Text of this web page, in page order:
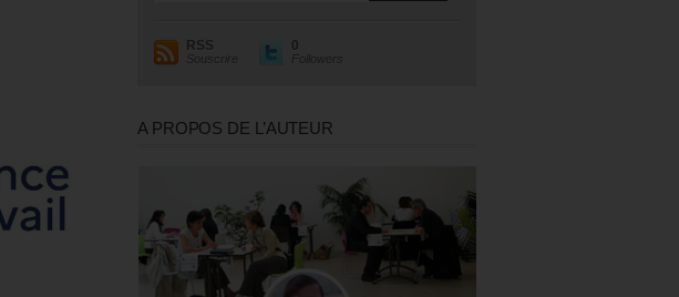
RSS
Souscrire
0
Followers
A PROPOS DE L’AUTEUR